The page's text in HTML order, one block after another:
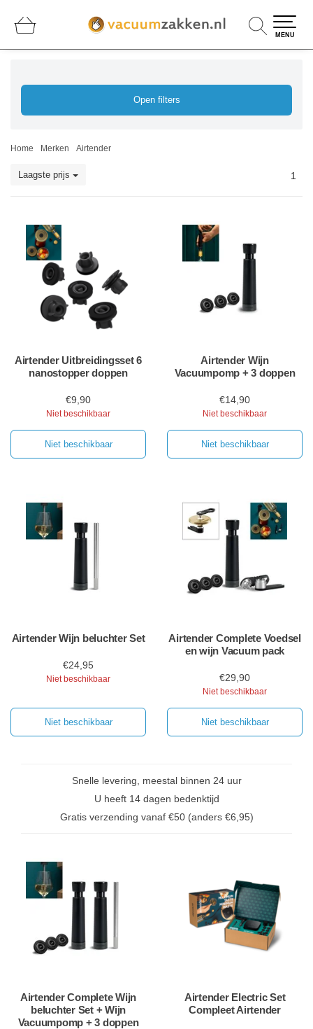
MENU
Open filters
Home Merken Airtender
Laagste prijs 1
Airtender Uitbreidingsset 6
nanostopper doppen
€9,90
Niet beschikbaar
Niet beschikbaar
Airtender Wijn
Vacuumpomp + 3 doppen
€14,90
Niet beschikbaar
Niet beschikbaar
Airtender Wijn beluchter Set
€24,95
Niet beschikbaar
Niet beschikbaar
Airtender Complete Voedsel
en wijn Vacuum pack
€29,90
Niet beschikbaar
Niet beschikbaar
Snelle levering, meestal binnen 24 uur
U heeft 14 dagen bedenktijd
Gratis verzending vanaf €50 (anders €6,95)
Airtender Complete Wijn
beluchter Set + Wijn
Vacuumpomp + 3 doppen
Airtender Electric Set
Compleet Airtender